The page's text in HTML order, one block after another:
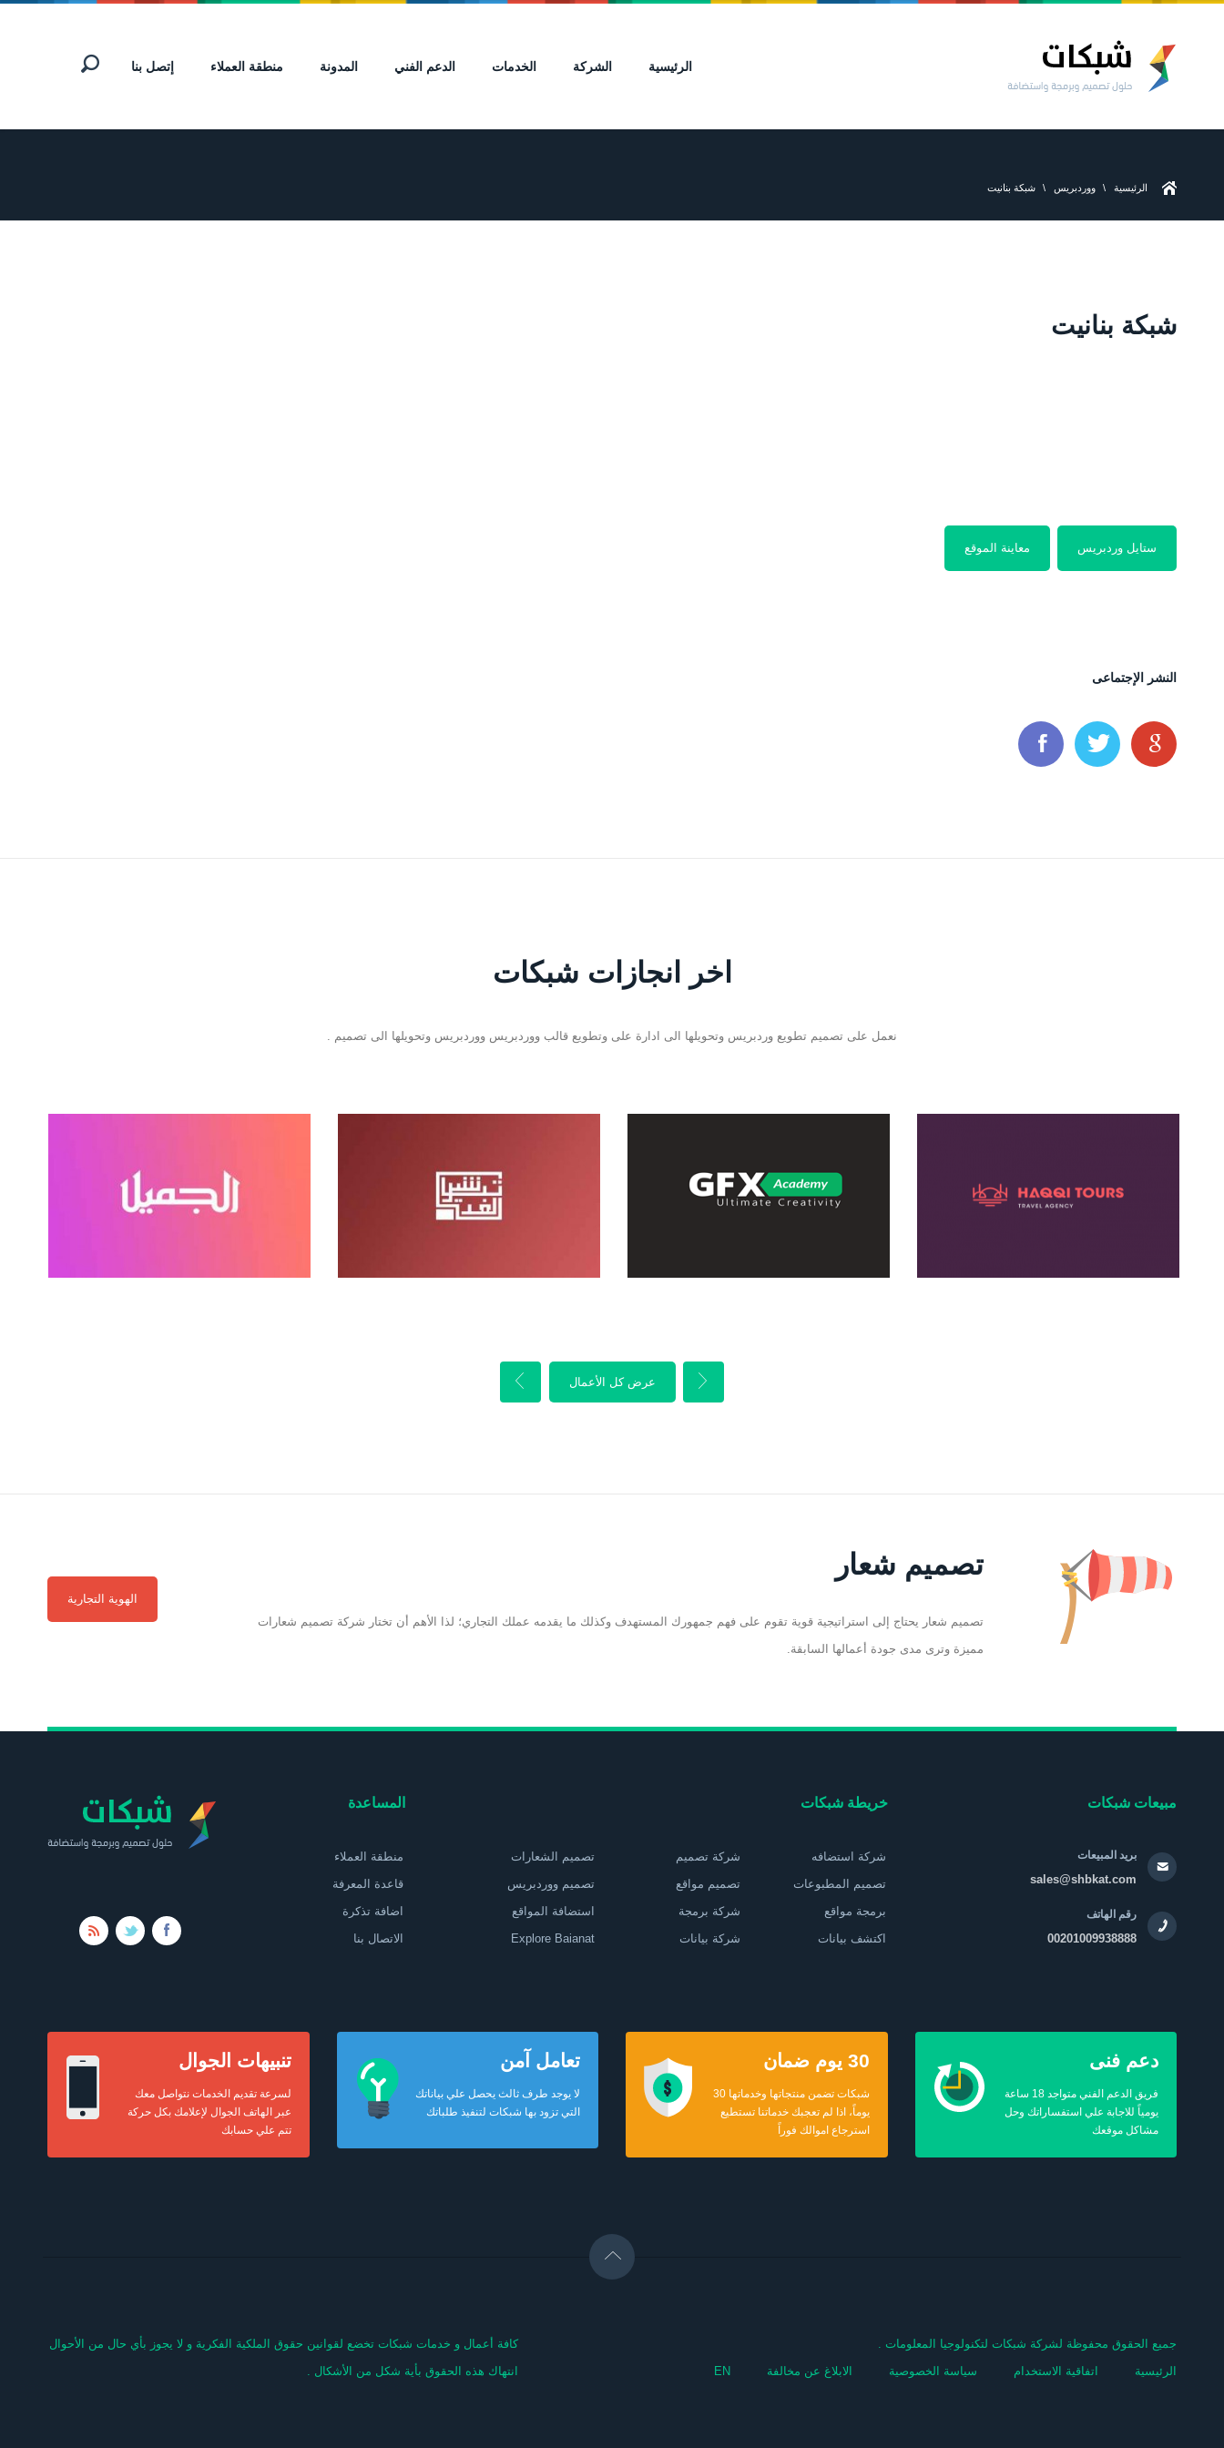
الرئيسية الشركة الخدمات الدعم الفني المدونة منطقة العملاء إتصل بنا
الرئيسية ووردبريس شبكة بنانيت
شبكة بنانيت
ستايل وردبريس معاينة الموقع
النشر الإجتماعى
اخر انجازات شبكات
نعمل على تصميم تطويع وردبريس وتحويلها الى ادارة على وتطويع قالب ووردبريس ووردبريس وتحويلها الى تصميم .
شركة الجميل شركة تباشير الغد
التفاصيل
عرض كل الأعمال
تصميم شعار
تصميم شعار يحتاج إلى استراتيجية قوية تقوم على فهم جمهورك المستهدف وكذلك ما يقدمه عملك التجاري؛ لذا الأهم أن تختار شركة تصميم شعارات
مميزة وترى مدى جودة أعمالها السابقة.
الهوية التجارية
مبيعات شبكات
بريد المبيعات
sales@shbkat.com
رقم الهاتف
00201009938888
خريطة شبكات
شركة استضافه شركة تصميم
تصميم الشعارات
تصميم المطبوعات
تصميم مواقع
تصميم ووردبريس
برمجة مواقع
شركة برمجة
استضافة المواقع
اكتشف بيانات
شركة بيانات Explore Baianat
المساعدة
منطقة العملاء
قاعدة المعرفة
اضافة تذكرة
الاتصال بنا
دعم فنى
فريق الدعم الفني متواجد 18 ساعة
يومياً للاجابة علي استفساراتك وحل
مشاكل موقعك
30 يوم ضمان
شبكات تضمن منتجاتها وخدماتها 30
يوماً، اذا لم تعجبك خدماتنا تستطيع
استرجاع اموالك فوراً
تعامل آمن
لا يوجد طرف ثالث يحصل علي بياناتك
التي تزود بها شبكات لتنفيذ طلباتك
تنبيهات الجوال
لسرعة تقديم الخدمات نتواصل معك
عبر الهاتف الجوال لإعلامك بكل حركة
تتم علي حسابك
كافة أعمال و خدمات شبكات تخضع لقوانين حقوق الملكية الفكرية و لا يجوز بأي حال من الأحوال
انتهاك هذه الحقوق بأية شكل من الأشكال .
جميع الحقوق محفوظة لشركة شبكات لتكنولوجيا المعلومات .
الرئيسية
اتفاقية الاستخدام سياسة الخصوصية الابلاغ عن مخالفة EN